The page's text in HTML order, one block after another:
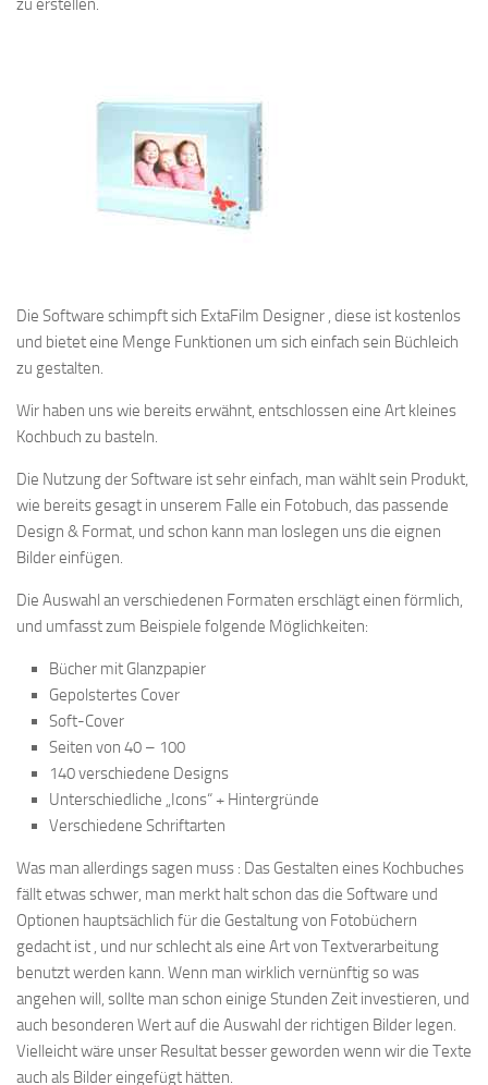
zu erstellen.
Die Software schimpft sich ExtaFilm Designer , diese ist kostenlos
und bietet eine Menge Funktionen um sich einfach sein Büchleich
zu gestalten.
Wir haben uns wie bereits erwähnt, entschlossen eine Art kleines
Kochbuch zu basteln.
Die Nutzung der Software ist sehr einfach, man wählt sein Produkt,
wie bereits gesagt in unserem Falle ein Fotobuch, das passende
Design & Format, und schon kann man loslegen uns die eignen
Bilder einfügen.
Die Auswahl an verschiedenen Formaten erschlägt einen förmlich,
und umfasst zum Beispiele folgende Möglichkeiten:
Bücher mit Glanzpapier
Gepolstertes Cover
Soft-Cover
Seiten von 40 – 100
140 verschiedene Designs
Unterschiedliche „Icons“ + Hintergründe
Verschiedene Schriftarten
Was man allerdings sagen muss : Das Gestalten eines Kochbuches
fällt etwas schwer, man merkt halt schon das die Software und
Optionen hauptsächlich für die Gestaltung von Fotobüchern
gedacht ist , und nur schlecht als eine Art von Textverarbeitung
benutzt werden kann. Wenn man wirklich vernünftig so was
angehen will, sollte man schon einige Stunden Zeit investieren, und
auch besonderen Wert auf die Auswahl der richtigen Bilder legen.
Vielleicht wäre unser Resultat besser geworden wenn wir die Texte
auch als Bilder eingefügt hätten.